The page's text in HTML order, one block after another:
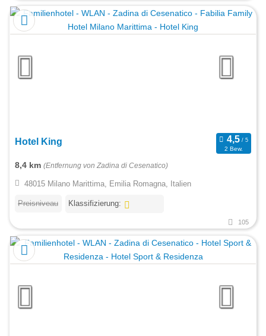
Hotel King
2 Bew.
8,4 km (Entfernung von Zadina di Cesenatico)
48015 Milano Marittima, Emilia Romagna, Italien
Preisniveau Klassifizierung:
105